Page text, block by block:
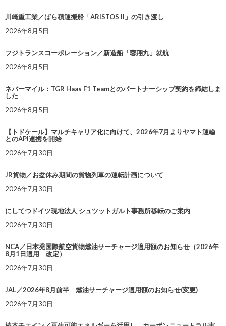
川崎重工業／ばら積運搬船「ARISTOS II」の引き渡し
2026年8月5日
フジトランスコーポレーション／新造船「蓉翔丸」就航
2026年8月5日
ネバーマイル：TGR Haas F1 Teamとのパートナーシップ契約を締結しま
した
2026年8月5日
【トドケール】マルチキャリア化に向けて、2026年7月よりヤマト運輸
とのAPI連携を開始
2026年7月30日
JR貨物／お盆休み期間の貨物列車の運転計画について
2026年7月30日
にしてつドイツ現地法人 シュツットガルト事務所移転のご案内
2026年7月30日
NCA／日本発国際航空貨物燃油サーチャージ適用額のお知らせ（2026年
8月1日適用 改定）
2026年7月30日
JAL／2026年8月前半 燃油サーチャージ適用額のお知らせ(変更)
2026年7月30日